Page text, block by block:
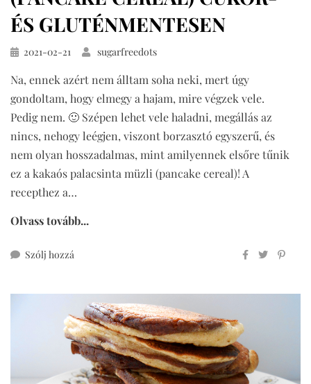
ÉS GLUTÉNMENTESEN
Közzétéve
2021-02-21 sugarfreedots
Na, ennek azért nem álltam soha neki, mert úgy
gondoltam, hogy elmegy a hajam, mire végzek vele.
Pedig nem. 🙂 Szépen lehet vele haladni, megállás az
nincs, nehogy leégjen, viszont borzasztó egyszerű, és
nem olyan hosszadalmas, mint amilyennek elsőre tűnik
ez a kakaós palacsinta müzli (pancake cereal)! A
recepthez a…
Olvass tovább...
Szólj hozzá
müzli
(pancake
cereal)
cukor-
és
gluténmentesen